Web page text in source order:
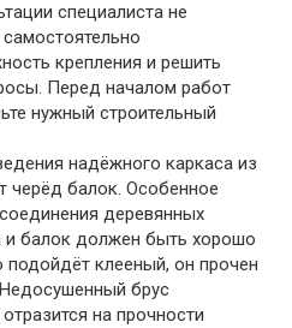
специалиста не
крепления и решить
Перед началом работ
нужный строительный
надёжного каркаса из
черёд балок. Особенное
деревянных
и балок должен быть хорошо
клееный, он прочен
брус
на прочности